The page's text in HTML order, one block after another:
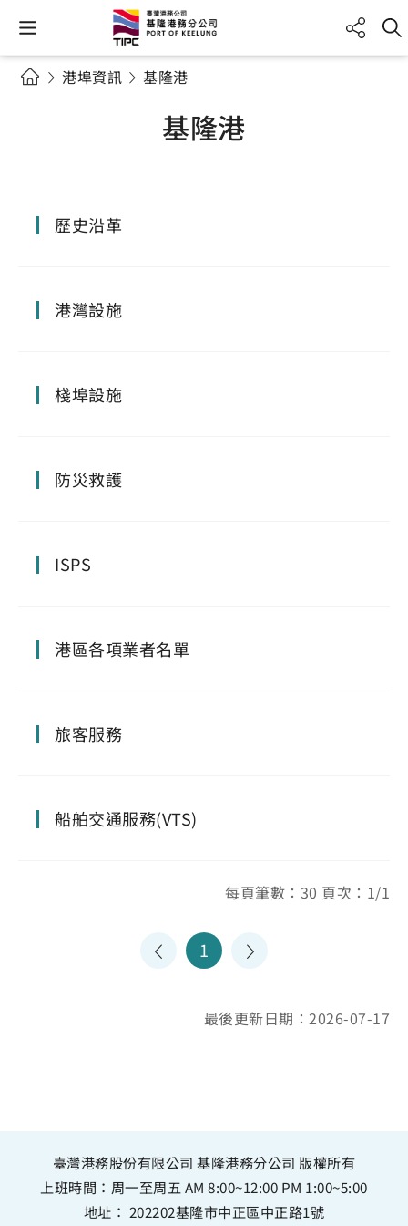
港埠資訊 基隆港
基隆港
歷史沿革
港灣設施
棧埠設施
防災救護
ISPS
港區各項業者名單
旅客服務
船舶交通服務(VTS)
每頁筆數：30 頁次：1/1
1
最後更新日期：2026-07-17
臺灣港務股份有限公司 基隆港務分公司 版權所有
上班時間：周一至周五 AM 8:00~12:00 PM 1:00~5:00
地址： 202202基隆市中正區中正路1號